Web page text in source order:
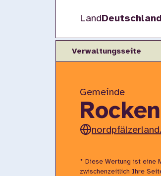
Land
Verwaltungsseite
Gemeinde
* Diese Wertung ist eine
zwischenzeitlich Ihre